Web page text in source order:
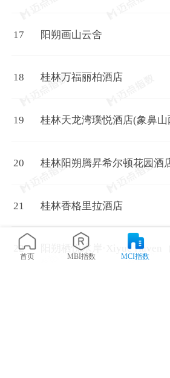
17 阳朔画山云舍
18 桂林万福丽柏酒店
19
桂林天龙湾璞悦酒店(象鼻山
20 桂林阳朔腾昇希尔顿花园酒
21 桂林香格里拉酒店
22
阳朔栖悦水岸·Xiyue Haven
里画廊遇龙河店）
首页 MBI指数 MCI指数